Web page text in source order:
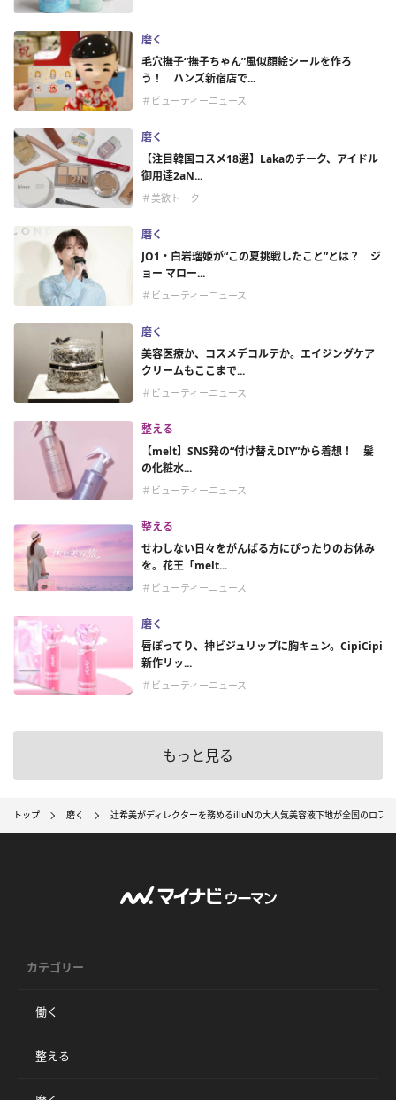
磨く
毛穴撫子“撫子ちゃん”風似顔絵シールを作ろ
う！ ハンズ新宿店で...
＃ビューティーニュース
磨く
【注目韓国コスメ18選】Lakaのチーク、アイドル
御用達2aN...
＃美欲トーク
磨く
JO1・白岩瑠姫が“この夏挑戦したこと”とは？ ジ
ョー マロー...
＃ビューティーニュース
磨く
美容医療か、コスメデコルテか。エイジングケア
クリームもここまで...
＃ビューティーニュース
整える
【melt】SNS発の“付け替えDIY”から着想！ 髪
の化粧水...
＃ビューティーニュース
整える
せわしない日々をがんばる方にぴったりのお休み
を。花王「melt...
＃ビューティーニュース
磨く
唇ぽってり、神ビジュリップに胸キュン。CipiCipi
新作リッ...
＃ビューティーニュース
もっと見る
トップ 磨く 辻󠄀希美がディレクターを務めるilluNの大人気美容液下地が全国のロフ
カテゴリー
働く
整える